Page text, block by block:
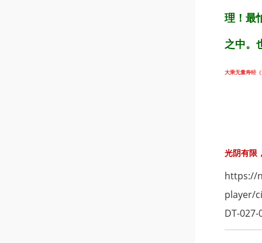
理！最
之中。
大乘无量寿经
光阴有限
https://
player/
DT-